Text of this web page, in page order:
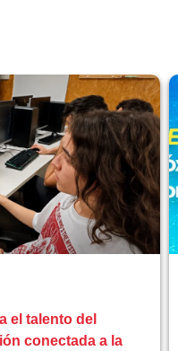
el talento del
conectada a la